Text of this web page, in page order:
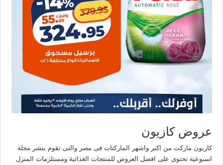
عروض كازيون
كازيون ماركت من اكبر واشهر الماركتات فى مصر والتى تقوم بنشر مجلة
اسبوعية تحتوى على افضل العروض للمنتجات الغذائية ومستلزمات المنزل